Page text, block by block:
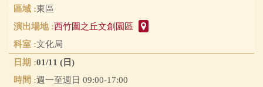
東區
西竹圍之丘文創園區
文化局
01/11 (日)
週一至週日 09:00-17:00